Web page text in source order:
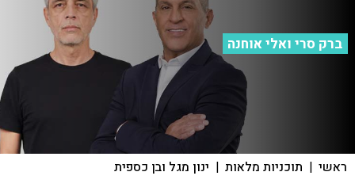
ברק סרי ואלי אוחנה
ראשי | תוכניות מלאות | ינון מגל ובן כספית